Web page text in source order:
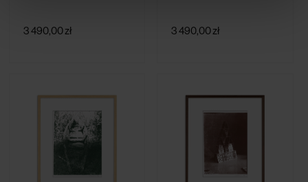
3 490,00 zł 3 490,00 zł